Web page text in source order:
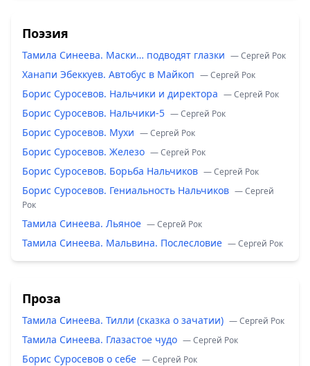
Поэзия
Тамила Синеева. Маски… подводят глазки — Сергей Рок
Ханапи Эбеккуев. Автобус в Майкоп — Сергей Рок
Борис Суросевов. Нальчики и директора — Сергей Рок
Борис Суросевов. Нальчики-5 — Сергей Рок
Борис Суросевов. Мухи — Сергей Рок
Борис Суросевов. Железо — Сергей Рок
Борис Суросевов. Борьба Нальчиков — Сергей Рок
Борис Суросевов. Гениальность Нальчиков — Сергей
Рок
Тамила Синеева. Льяное — Сергей Рок
Тамила Синеева. Мальвина. Послесловие — Сергей Рок
Проза
Тамила Синеева. Тилли (сказка о зачатии) — Сергей Рок
Тамила Синеева. Глазастое чудо — Сергей Рок
Борис Суросевов о себе — Сергей Рок